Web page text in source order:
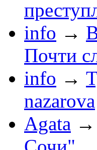
info →
Почти
info →
nazarova
Agata →